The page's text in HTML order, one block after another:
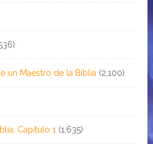
un Maestro de la Biblia (2,100)
Capítulo 1 (1,635)